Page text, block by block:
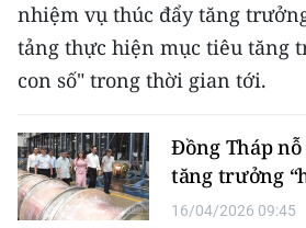
Video
Media Chính trị
Media Văn hóa
Media Xã hội
nhiệm vụ thúc đẩy tăng
tảng thực hiện mục tiêu tăng
con số" trong thời gian tới.
Đồng Tháp
tăng trưởng
16/04/2026 09:45